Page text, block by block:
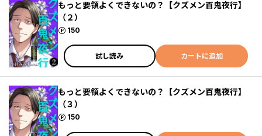
もっと要領よくできないの？【クズメン百鬼夜行】
（２）
150
ポイント
試し読み カートに追加
もっと要領よくできないの？【クズメン百鬼夜行】
（３）
150
ポイント